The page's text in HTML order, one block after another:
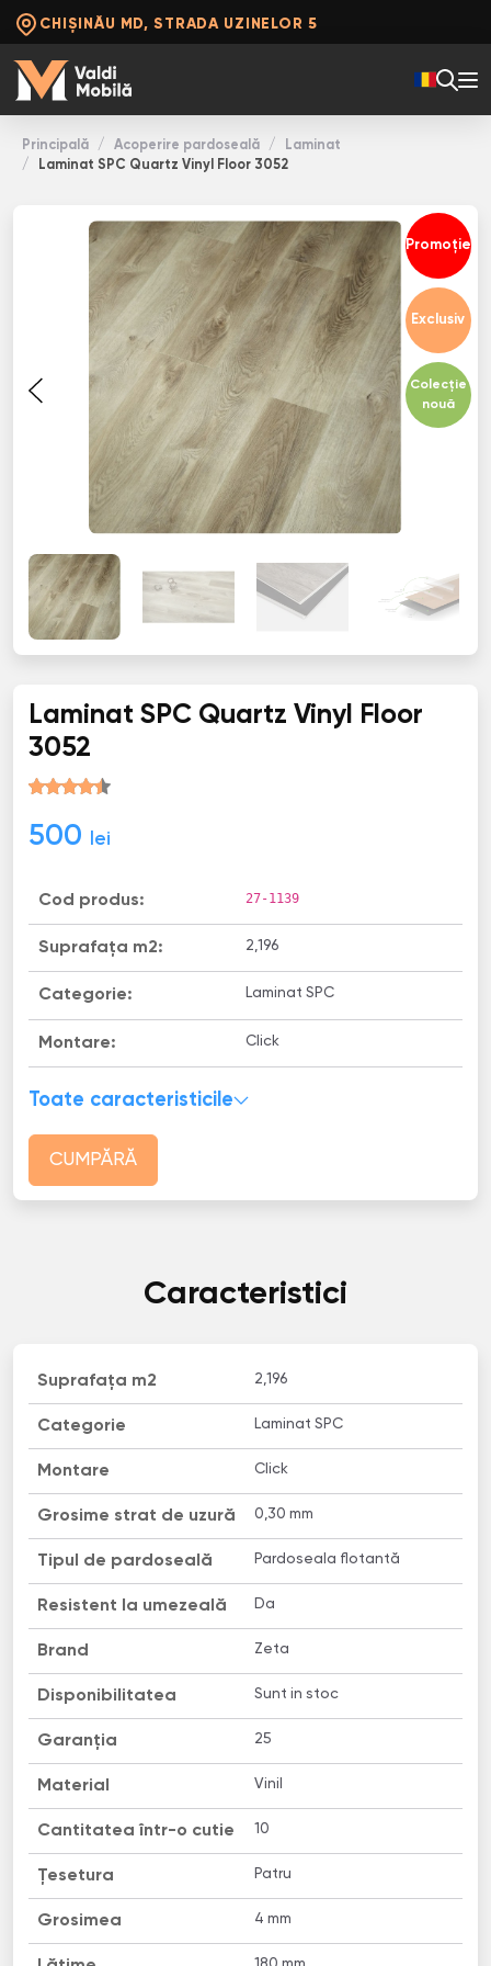
CHIȘINĂU MD, STRADA UZINELOR 5
Principală Acoperire pardoseală
Laminat
Laminat SPC Quartz Vinyl Floor 3052
Promoție
Exclusiv
Colecție
nouă
Laminat SPC Quartz Vinyl Floor
3052
500 lei
Cod produs: 27-1139
Suprafața m2: 2,196
Categorie: Laminat SPC
Montare: Click
Toate caracteristicile
CUMPĂRĂ
Caracteristici
Suprafața m2 2,196
Categorie Laminat SPC
Montare Click
Grosime strat de uzură 0,30 mm
Tipul de pardoseală Pardoseala flotantă
Resistent la umezeală Da
Brand Zeta
Disponibilitatea Sunt in stoc
Garanția 25
Material Vinil
Cantitatea într-o cutie 10
Țesetura Patru
Grosimea 4 mm